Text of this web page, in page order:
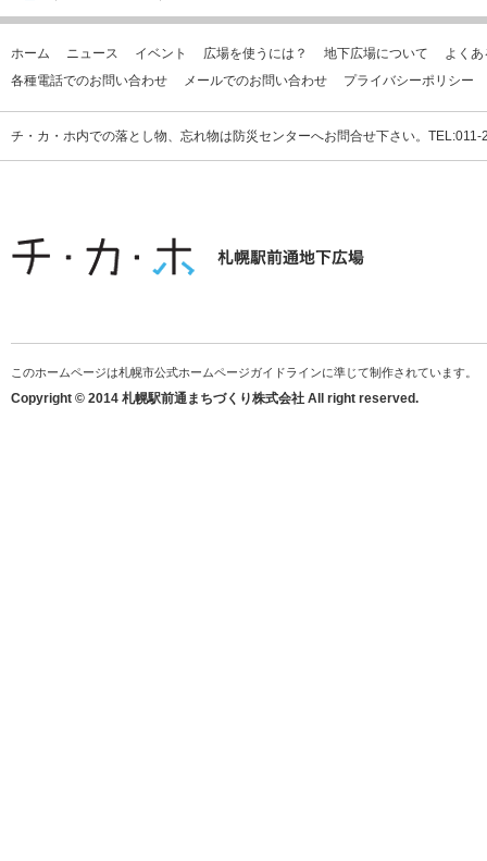
ホーム ニュース イベント 広場を使うには？ 地下広場について
よく
各種電話でのお問い合わせ
メールでのお問い合わせ プライバシーポリシー
チ・カ・ホ内での落とし物、忘れ物は防災センターへお問合せ下さい。
このホームページは札幌市公式ホームページガイドラインに準じて制作されています。
Copyright © 2014 札幌駅前通まちづくり株式会社 All right reserved.